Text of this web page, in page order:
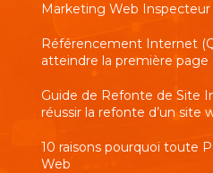
Marketing Web
Référencement Internet
atteindre la première page
Guide de Refonte de Site
réussir la refonte d’un site
10 raisons pourquoi toute
Web